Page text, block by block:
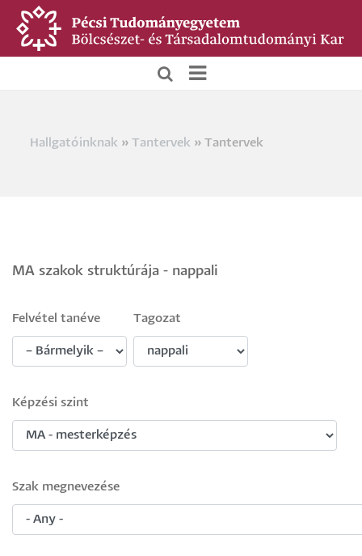
Ugrás
tartalomra
Hallgatói
Morzsa
Hallgatóinknak Tantervek Tantervek
MA szakok struktúrája - nappali
Felvétel tanéve Tagozat
Képzési szint
Szak megnevezése